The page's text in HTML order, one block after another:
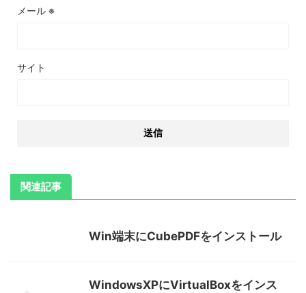
メール ※
サイト
関連記事
Win端末にCubePDFをインストール
WindowsXPにVirtualBoxをインス